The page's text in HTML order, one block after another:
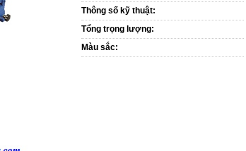
Thông số kỹ thuật:
Tổng trọng lượng:
Màu sắc: